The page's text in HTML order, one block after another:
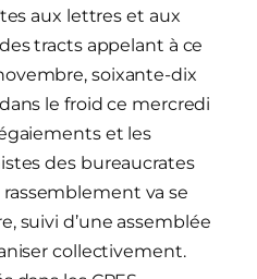
aux lettres et aux
tracts appelant à ce
soixante-dix
le froid ce mercredi
et les
des bureaucrates
va se
suivi d’une assemblée
collectivement.